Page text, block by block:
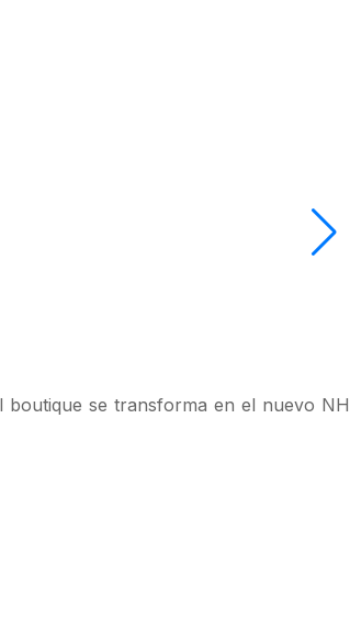
se transforma en el nuevo NH